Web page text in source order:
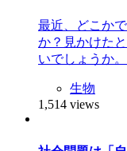
最近、どこか
か？見かけた
いでしょうか
生物
1,514 views